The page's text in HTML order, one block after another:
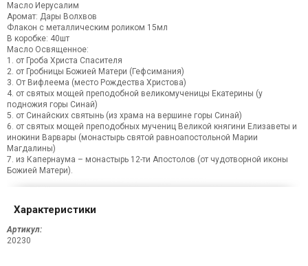
Масло Иерусалим
Аромат: Дары Волхвов
Флакон с металлическим роликом 15мл
В коробке: 40шт
Масло Освященное:
1. от Гроба Христа Спасителя
2. от Гробницы Божией Матери (Гефсимания)
3. От Вифлеема (место Рождества Христова)
4. от святых мощей преподобной великомученицы Екатерины (у
подножия горы Синай)
5. от Синайских святынь (из храма на вершине горы Синай)
6. от святых мощей преподобных мучениц Великой княгини Елизаветы и
инокини Варвары (монастырь святой равноапостольной Марии
Магдалины)
7. из Капернаума – монастырь 12-ти Апостолов (от чудотворной иконы
Божией Матери).
Характеристики
Артикул:
20230